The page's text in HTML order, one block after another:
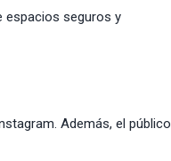
espacios seguros y
Además, el público